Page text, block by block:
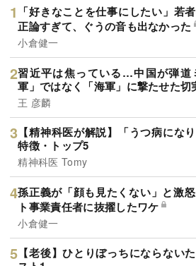
「好きなことを仕事にしたい」若
正論すぎて、ぐうの音も出なかった
小倉健一
習近平は焦っている…中国が弾道
軍」ではなく「海軍」に撃たせた切
王 彦麟
【精神科医が解説】「うつ病にな
特徴・トップ5
精神科医 Tomy
孫正義が「顔も見たくない」と激
ト事業責任者に抜擢したワケ
小倉健一
【老後】ひとりぼっちにならない